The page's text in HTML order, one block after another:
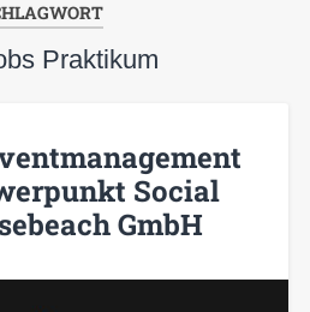
Praktikum
Social
GmbH